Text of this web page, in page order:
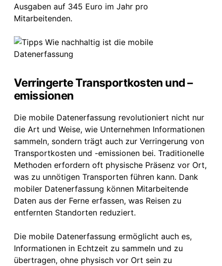
Ausgaben auf 345 Euro im Jahr pro
Mitarbeitenden.
Verringerte Transportkosten und –
emissionen
Die mobile Datenerfassung revolutioniert nicht nur
die Art und Weise, wie Unternehmen Informationen
sammeln, sondern trägt auch zur Verringerung von
Transportkosten und -emissionen bei. Traditionelle
Methoden erfordern oft physische Präsenz vor Ort,
was zu unnötigen Transporten führen kann. Dank
mobiler Datenerfassung können Mitarbeitende
Daten aus der Ferne erfassen, was Reisen zu
entfernten Standorten reduziert.
Die mobile Datenerfassung ermöglicht auch es,
Informationen in Echtzeit zu sammeln und zu
übertragen, ohne physisch vor Ort sein zu